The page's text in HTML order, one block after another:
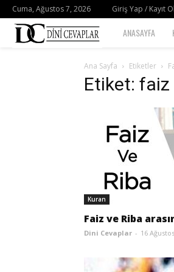
Cuma, Ağustos 7, 2026 Giriş Yap / Kayıt Ol
Dini
Cevaplar
ANASAYFA
Ana Sayfa Etiketler
Etiket: faiz
Kuran
Faiz ve Riba
Dini Cevaplar - 16